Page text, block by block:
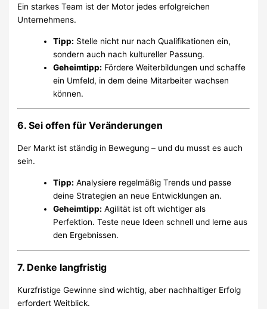
Ein starkes Team ist der Motor jedes erfolgreichen
Unternehmens.
Tipp: Stelle nicht nur nach Qualifikationen ein,
sondern auch nach kultureller Passung.
Geheimtipp: Fördere Weiterbildungen und schaffe
ein Umfeld, in dem deine Mitarbeiter wachsen
können.
6. Sei offen für Veränderungen
Der Markt ist ständig in Bewegung – und du musst es auch
sein.
Tipp: Analysiere regelmäßig Trends und passe
deine Strategien an neue Entwicklungen an.
Geheimtipp: Agilität ist oft wichtiger als
Perfektion. Teste neue Ideen schnell und lerne aus
den Ergebnissen.
7. Denke langfristig
Kurzfristige Gewinne sind wichtig, aber nachhaltiger Erfolg
erfordert Weitblick.